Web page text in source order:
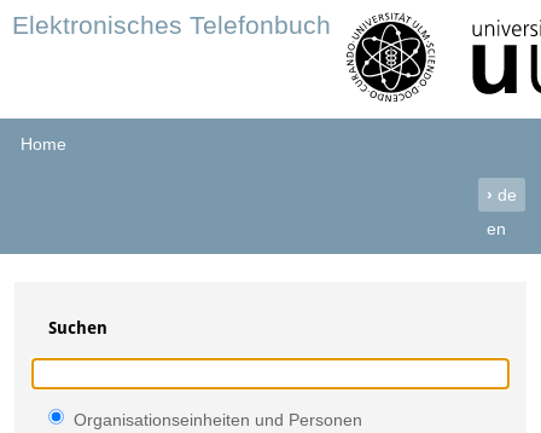
Elektronisches Telefonbuch
Home
› de
en
Suchen
Organisationseinheiten und Personen